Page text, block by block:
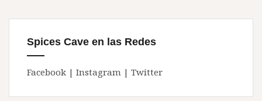
Spices Cave en las Redes
Facebook | Instagram | Twitter